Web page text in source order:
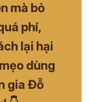
mà bỏ
phí,
lại hại
dùng
gia Đỗ